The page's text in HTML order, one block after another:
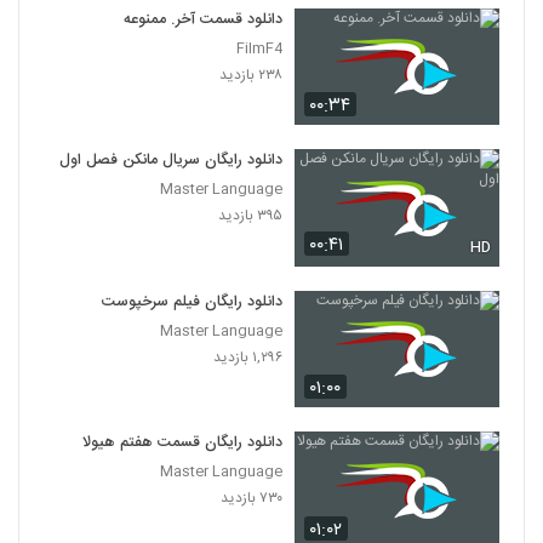
۰۰:۳۴
دانلود قسمت آخر. ممنوعه
FilmF4
۲۳۸ بازدید
۰۰:۴۱ HD
دانلود رایگان سریال مانکن فصل اول
Master Language
۳۹۵ بازدید
۰۱:۰۰
دانلود رایگان فیلم سرخپوست
Master Language
۱,۲۹۶ بازدید
۰۱:۰۲
دانلود رایگان قسمت هفتم هیولا
Master Language
۷۳۰ بازدید